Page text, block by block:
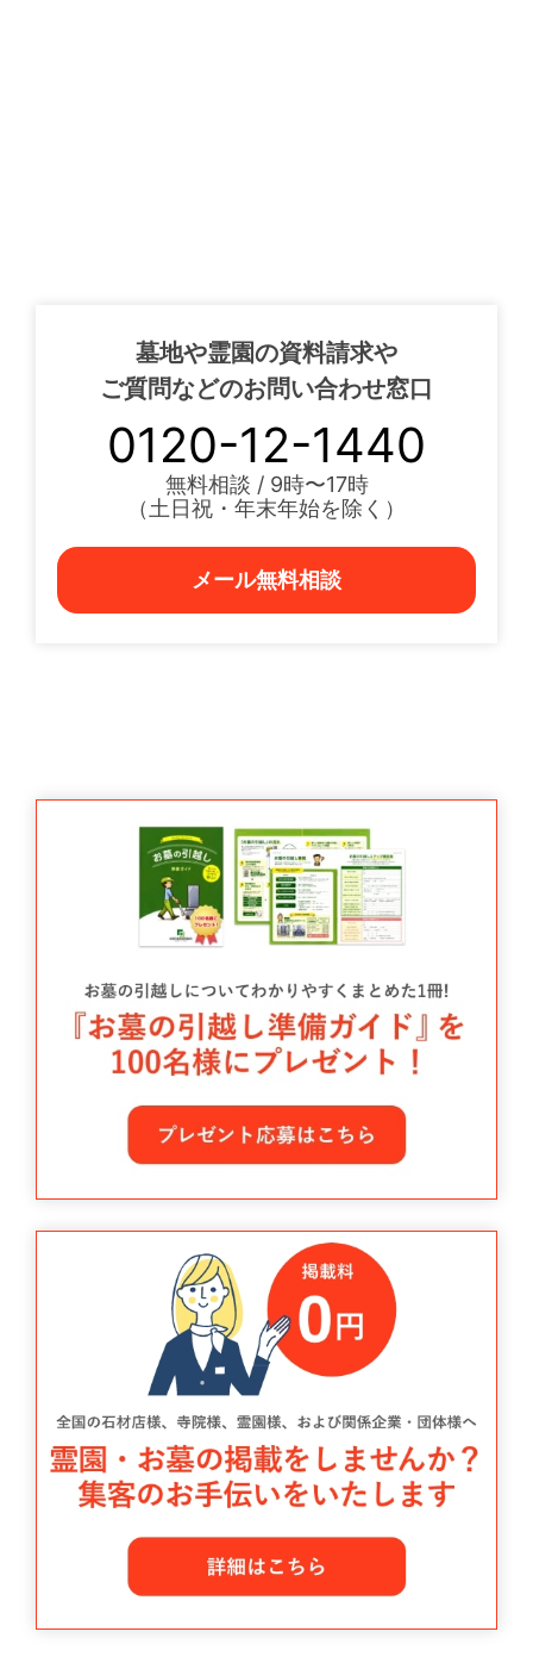
墓地や霊園の資料請求や
ご質問などのお問い合わせ窓口
0120-12-1440
無料相談 / 9時〜17時
（土日祝・年末年始を除く）
メール無料相談